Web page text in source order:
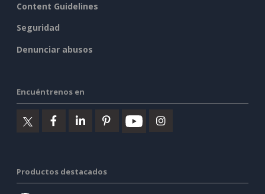
Content Guidelines
Seguridad
Denunciar abusos
Encuéntrenos en
Productos destacados